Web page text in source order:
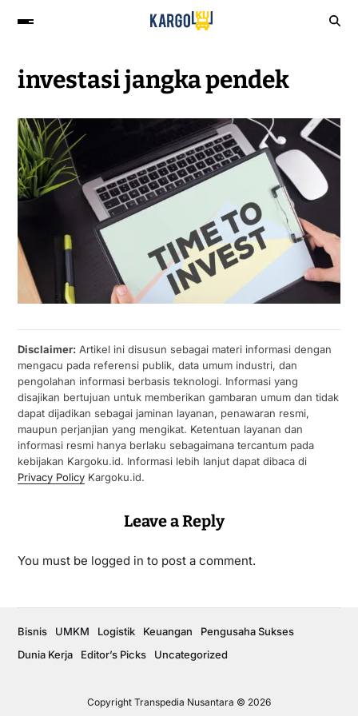
investasi jangka pendek
Disclaimer:Artikel ini disusun sebagai materi informasi dengan
mengacu pada referensi publik, data umum industri, dan
pengolahan informasi berbasis teknologi. Informasi yang
disajikan bertujuan untuk memberikan gambaran umum dan tidak
dapat dijadikan sebagai jaminan layanan, penawaran resmi,
maupun perjanjian yang mengikat. Ketentuan layanan dan
informasi resmi hanya berlaku sebagaimana tercantum pada
kebijakan Kargoku.id. Informasi lebih lanjut dapat dibaca di
Privacy PolicyKargoku.id.
Leave a Reply
You must be logged in to post a comment.
Copyright Transpedia Nusantara © 2026
Bisnis UMKM Logistik Keuangan
Pengusaha Sukses
Dunia Kerja
Editor’s Picks Uncategorized